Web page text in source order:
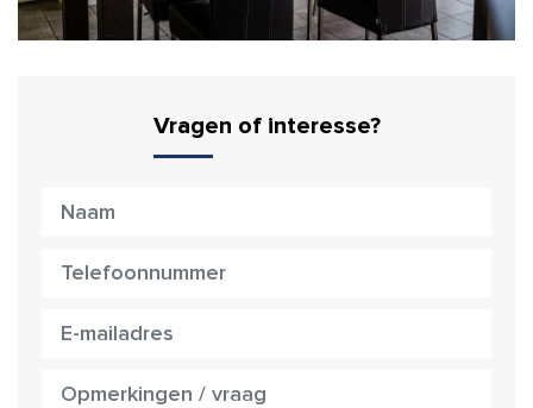
Vragen of interesse?